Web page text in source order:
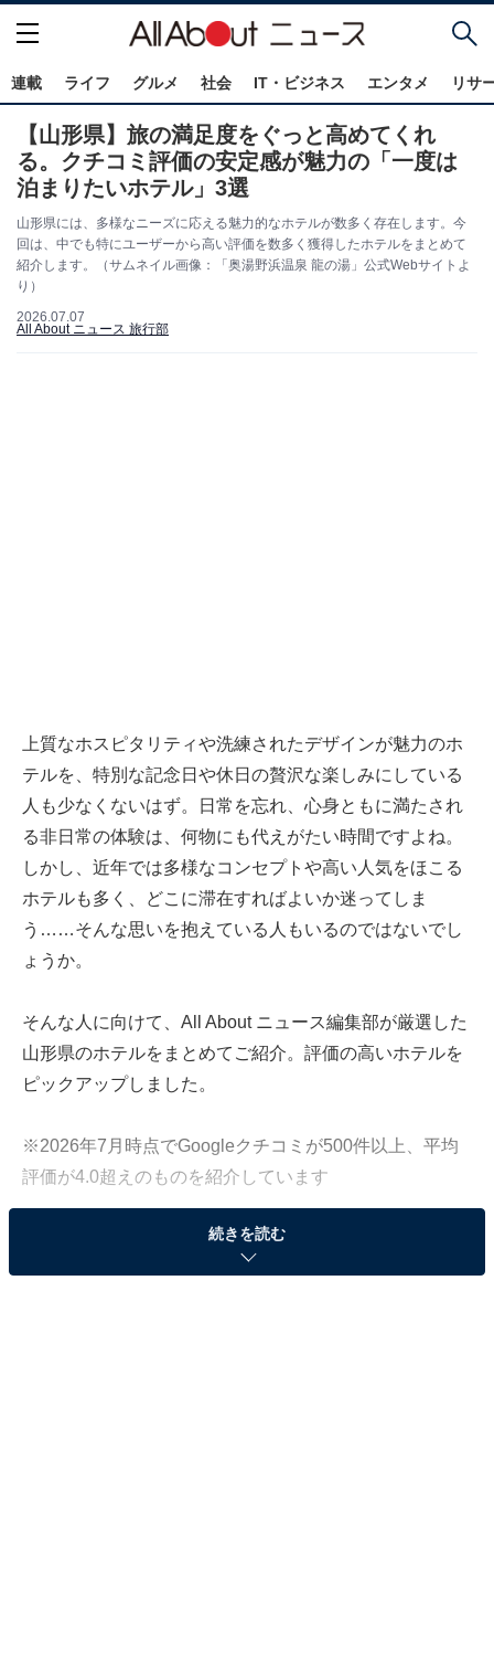
連載 ライフ グルメ 社会 IT・ビジネス エンタメ リサ
【山形県】旅の満足度をぐっと高めてくれ
る。クチコミ評価の安定感が魅力の「一度は
泊まりたいホテル」3選
山形県には、多様なニーズに応える魅力的なホテルが数多く存在します。今
回は、中でも特にユーザーから高い評価を数多く獲得したホテルをまとめて
紹介します。（サムネイル画像：「奥湯野浜温泉 龍の湯」公式Webサイトよ
り）
2026.07.07
All About ニュース 旅行部
上質なホスピタリティや洗練されたデザインが魅力のホ
テルを、特別な記念日や休日の贅沢な楽しみにしている
人も少なくないはず。日常を忘れ、心身ともに満たされ
る非日常の体験は、何物にも代えがたい時間ですよね。
しかし、近年では多様なコンセプトや高い人気をほこる
ホテルも多く、どこに滞在すればよいか迷ってしま
う……そんな思いを抱えている人もいるのではないでし
ょうか。
そんな人に向けて、All About ニュース編集部が厳選した
山形県のホテルをまとめてご紹介。評価の高いホテルを
ピックアップしました。
※2026年7月時点でGoogleクチコミが500件以上、平均
評価が4.0超えのものを紹介しています
この記事の執筆者： All About ニュース 旅行
部
続きを読む